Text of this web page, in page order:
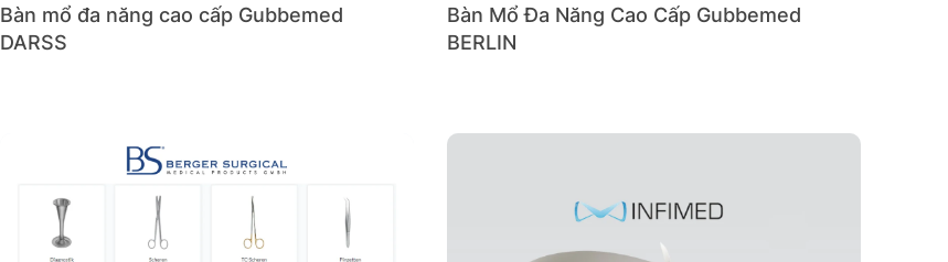
Bàn mổ đa năng cao cấp Gubbemed
DARSS
Bàn Mổ Đa Năng Cao Cấp Gubbemed
BERLIN